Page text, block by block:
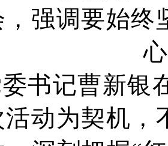
强调要始终
书记曹新银
动为契机，